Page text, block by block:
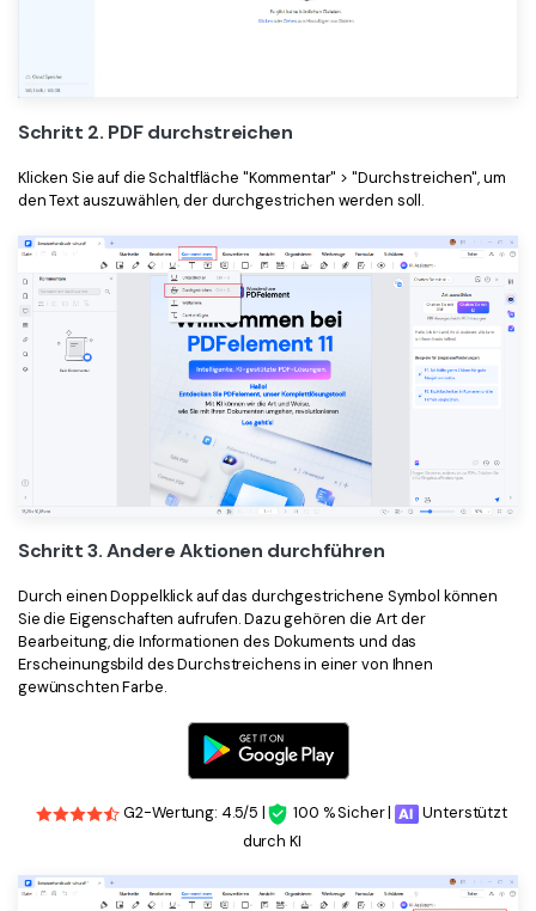
Schritt 2. PDF durchstreichen
Klicken Sie auf die Schaltfläche "Kommentar" > "Durchstreichen", um
den Text auszuwählen, der durchgestrichen werden soll.
Schritt 3. Andere Aktionen durchführen
Durch einen Doppelklick auf das durchgestrichene Symbol können
Sie die Eigenschaften aufrufen. Dazu gehören die Art der
Bearbeitung, die Informationen des Dokuments und das
Erscheinungsbild des Durchstreichens in einer von Ihnen
gewünschten Farbe.
G2-Wertung: 4.5/5 | 100 % Sicher |
Unterstützt
durch KI